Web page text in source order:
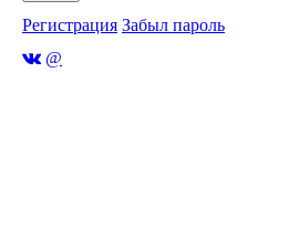
Регистрация Забыл пароль
@